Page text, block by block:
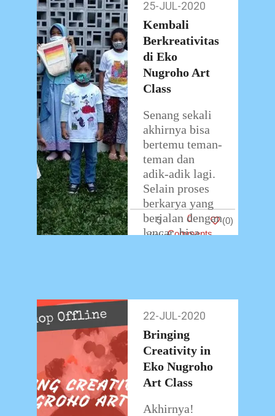
Class lagi nih?
Nah, di bulan
ini Eko
Nugroho Art
…
25-
Jul-
2020
25-JUL-2020
Kembali
Berkreativitas
di Eko
Nugroho Art
Class
Senang sekali
akhirnya bisa
bertemu teman-
teman dan
adik-adik lagi.
Selain proses
berkarya yang
berjalan dengan
lancar, bisa
5
0
Comments
(0)
Jul-
2020
22-JUL-2020
Bringing
Creativity in
Eko Nugroho
Art Class
Akhirnya!